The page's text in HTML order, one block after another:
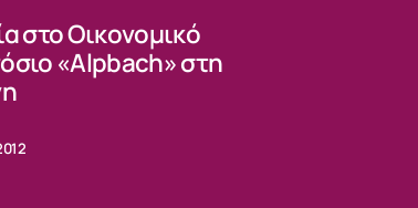
στο Οικονομικό
«Alpbach» στη